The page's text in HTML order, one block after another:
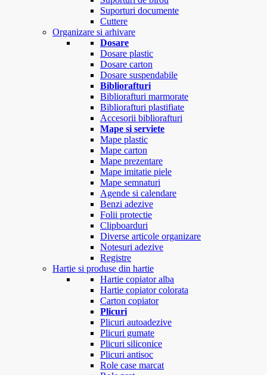
Suporturi documente
Cuttere
Organizare si arhivare
Dosare
Dosare plastic
Dosare carton
Dosare suspendabile
Bibliorafturi
Bibliorafturi marmorate
Bibliorafturi plastifiate
Accesorii bibliorafturi
Mape si serviete
Mape plastic
Mape carton
Mape prezentare
Mape imitatie piele
Mape semnaturi
Agende si calendare
Benzi adezive
Folii protectie
Clipboarduri
Diverse articole organizare
Notesuri adezive
Registre
Hartie si produse din hartie
Hartie copiator alba
Hartie copiator colorata
Carton copiator
Plicuri
Plicuri autoadezive
Plicuri gumate
Plicuri siliconice
Plicuri antisoc
Role case marcat